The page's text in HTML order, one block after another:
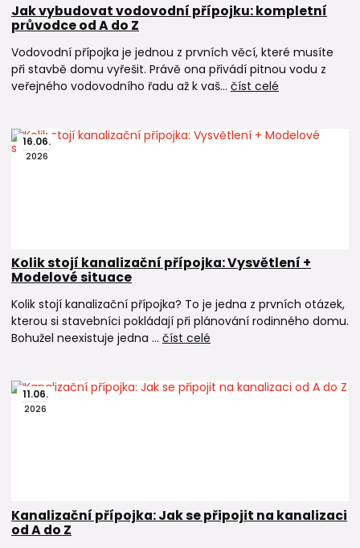
Jak vybudovat vodovodní přípojku: kompletní
průvodce od A do Z
Vodovodní přípojka je jednou z prvních věcí, které musíte
při stavbě domu vyřešit. Právě ona přivádí pitnou vodu z
veřejného vodovodního řadu až k vaš... číst celé
16.06.
2026
Kolik stojí kanalizační přípojka: Vysvětlení +
Modelové situace
Kolik stojí kanalizační přípojka? To je jedna z prvních otázek,
kterou si stavebníci pokládají při plánování rodinného domu.
Bohužel neexistuje jedna ... číst celé
11.06.
2026
Kanalizační přípojka: Jak se připojit na kanalizaci
od A do Z